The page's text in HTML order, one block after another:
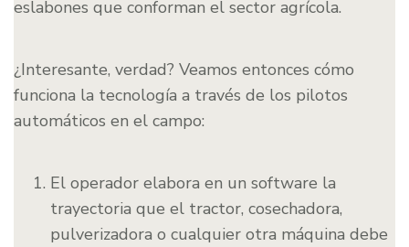
eslabones que conforman el sector agrícola.
¿Interesante, verdad? Veamos entonces cómo
funciona la tecnología a través de los pilotos
automáticos en el campo:
El operador elabora en un software la
trayectoria que el tractor, cosechadora,
pulverizadora o cualquier otra máquina debe